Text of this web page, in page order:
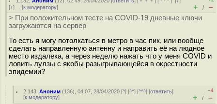
[↑] [к модератору] + / –
> При положительном тесте на COVID-19 дневные ключи
загружаются на сервер
То есть я могу потолкаться в метро в час пик, или вообще
сделать направленную антенну и направить её на людное
место издалека, а через неделю нажать что у меня COVID и
ловить лулзы с якобы разыгрывающейся в окрестности
эпидемии?
2.143 ,Аноним (136), 04:07, 28/04/2020 [^] [^^] [^^^] [ответить]
[к модератору]
–4
+ / –